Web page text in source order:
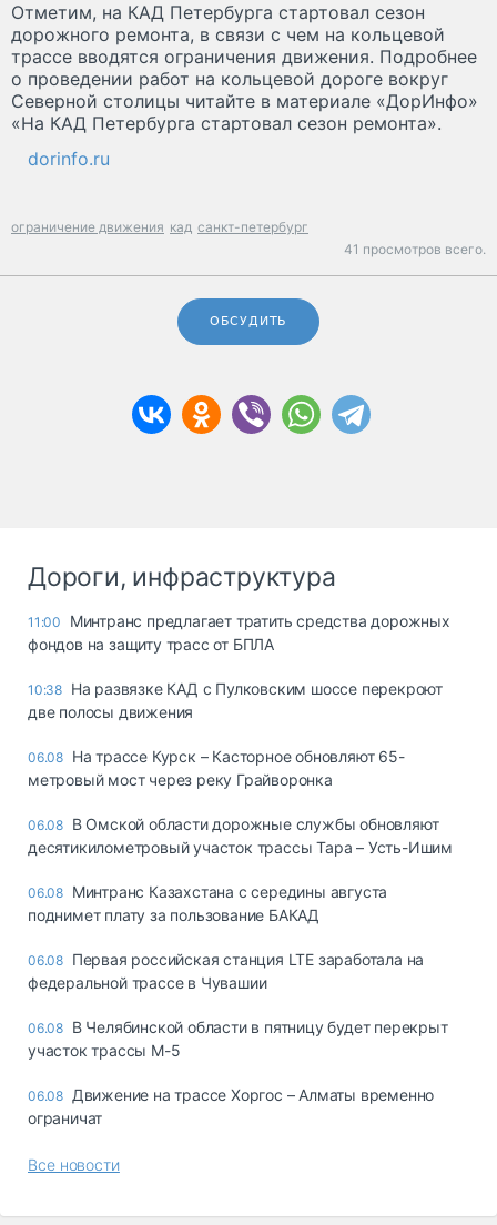
Отметим, на КАД Петербурга стартовал сезон
дорожного ремонта, в связи с чем на кольцевой
трассе вводятся ограничения движения. Подробнее
о проведении работ на кольцевой дороге вокруг
Северной столицы читайте в материале «ДорИнфо»
«На КАД Петербурга стартовал сезон ремонта».
dorinfo.ru
ограничение движения кад санкт-петербург
41 просмотров всего.
ОБСУДИТЬ
Дороги, инфраструктура
11:00
Минтранс предлагает тратить средства дорожных
фондов на защиту трасс от БПЛА
10:38 На развязке КАД с Пулковским шоссе перекроют
две полосы движения
06.08 На трассе Курск – Касторное обновляют 65-
метровый мост через реку Грайворонка
06.08 В Омской области дорожные службы обновляют
десятикилометровый участок трассы Тара – Усть-Ишим
06.08 Минтранс Казахстана с середины августа
поднимет плату за пользование БАКАД
06.08 Первая российская станция LTE заработала на
федеральной трассе в Чувашии
06.08 В Челябинской области в пятницу будет перекрыт
участок трассы М-5
06.08 Движение на трассе Хоргос – Алматы временно
ограничат
Все новости